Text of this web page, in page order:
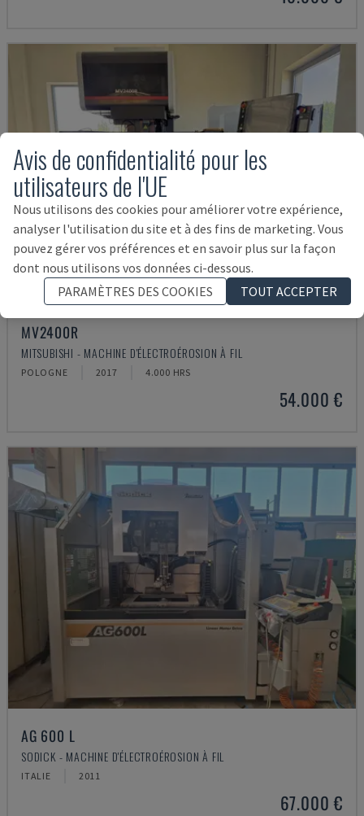
MV2400R
MITSUBISHI - MACHINE D'ÉLECTROÉROSION À FIL
POLOGNE 2017 4.000 HRS
54.000 €
AG 600 L
SODICK - MACHINE D'ÉLECTROÉROSION À FIL
ITALIE 2011
67.000 €
Avis de confidentialité pour les
utilisateurs de l'UE
Nous utilisons des cookies pour améliorer votre expérience,
analyser l'utilisation du site et à des fins de marketing. Vous
pouvez gérer vos préférences et en savoir plus sur la façon
dont nous utilisons vos données ci-dessous.
PARAMÈTRES DES COOKIES
TOUT ACCEPTER